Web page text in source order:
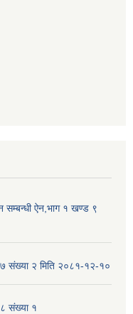
सम्बन्धी ऐन,भाग १ खण्ड ९
७ संख्या २ मिति २०८१-१२-१०
संख्या १